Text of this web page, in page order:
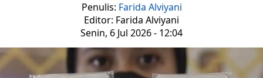
Penulis: Farida Alviyani
Editor: Farida Alviyani
Senin, 6 Jul 2026 - 12:04